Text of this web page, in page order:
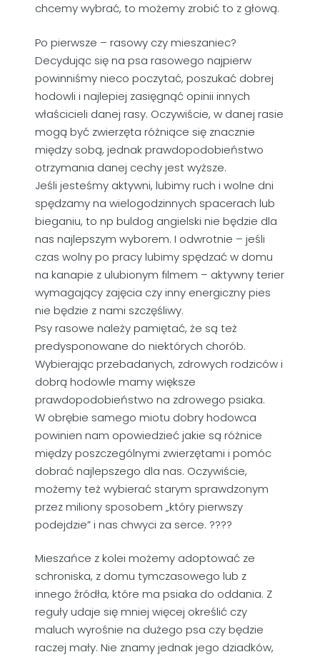
chcemy wybrać, to możemy zrobić to z głową.
Po pierwsze – rasowy czy mieszaniec?
Decydując się na psa rasowego najpierw
powinniśmy nieco poczytać, poszukać dobrej
hodowli i najlepiej zasięgnąć opinii innych
właścicieli danej rasy. Oczywiście, w danej rasie
mogą być zwierzęta różniące się znacznie
między sobą, jednak prawdopodobieństwo
otrzymania danej cechy jest wyższe.
Jeśli jesteśmy aktywni, lubimy ruch i wolne dni
spędzamy na wielogodzinnych spacerach lub
bieganiu, to np buldog angielski nie będzie dla
nas najlepszym wyborem. I odwrotnie – jeśli
czas wolny po pracy lubimy spędzać w domu
na kanapie z ulubionym filmem – aktywny terier
wymagający zajęcia czy inny energiczny pies
nie będzie z nami szczęśliwy.
Psy rasowe należy pamiętać, że są też
predysponowane do niektórych chorób.
Wybierając przebadanych, zdrowych rodziców i
dobrą hodowle mamy większe
prawdopodobieństwo na zdrowego psiaka.
W obrębie samego miotu dobry hodowca
powinien nam opowiedzieć jakie są różnice
między poszczególnymi zwierzętami i pomóc
dobrać najlepszego dla nas. Oczywiście,
możemy też wybierać starym sprawdzonym
przez miliony sposobem „który pierwszy
podejdzie” i nas chwyci za serce. ????
Mieszańce z kolei możemy adoptować ze
schroniska, z domu tymczasowego lub z
innego źródła, które ma psiaka do oddania. Z
reguły udaje się mniej więcej określić czy
maluch wyrośnie na dużego psa czy będzie
raczej mały. Nie znamy jednak jego dziadków,